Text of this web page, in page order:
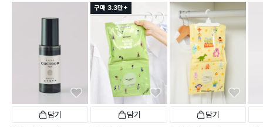
담기
구매 3.3만+
담기 담기